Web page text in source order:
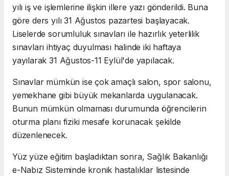
yılı iş ve işlemlerine ilişkin illere yazı gönderildi. Buna
göre ders yılı 31 Ağustos pazartesi başlayacak.
Liselerde sorumluluk sınavları ile hazırlık yeterlilik
sınavları ihtiyaç duyulması halinde iki haftaya
yayılarak 31 Ağustos-11 Eylül'de yapılacak.
Sınavlar mümkün ise çok amaçlı salon, spor salonu,
yemekhane gibi büyük mekanlarda uygulanacak.
Bunun mümkün olmaması durumunda öğrencilerin
oturma planı fiziki mesafe korunacak şekilde
düzenlenecek.
Yüz yüze eğitim başladıktan sonra, Sağlık Bakanlığı
e-Nabız Sisteminde kronik hastalıklar listesinde